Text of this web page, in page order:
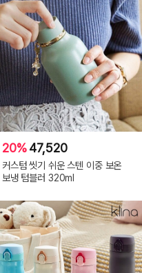
20%47,520
커스텀 씻기 쉬운 스텐 이중 보온
보냉 텀블러 320ml